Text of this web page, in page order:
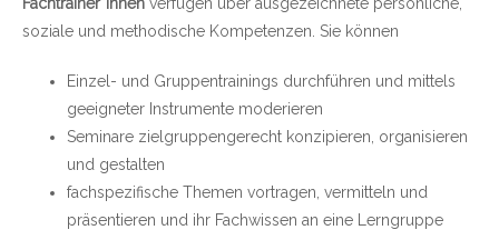
soziale und methodische Kompetenzen. Sie können
Einzel- und Gruppentrainings durchführen und mittels
geeigneter Instrumente moderieren
Seminare zielgruppengerecht konzipieren, organisieren
und gestalten
fachspezifische Themen vortragen, vermitteln und
präsentieren und ihr Fachwissen an eine Lerngruppe